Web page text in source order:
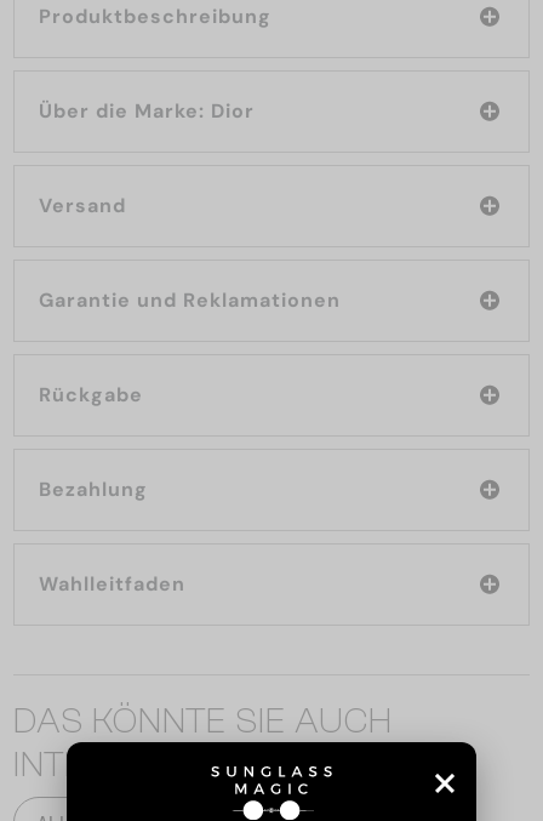
Produktbeschreibung
Über die Marke: Dior
Versand
Garantie und Reklamationen
Rückgabe
Bezahlung
Wahlleitfaden
DAS KÖNNTE SIE AUCH
INTERESSIEREN